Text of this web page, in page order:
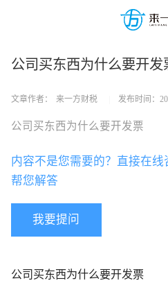
公司买东西为什么要开发
文章作者： 来一方财税 发布时间：
公司买东西为什么要开发票
我要提问
内容不是您需要的？直接在线
帮您解答
公司买东西为什么要开发票